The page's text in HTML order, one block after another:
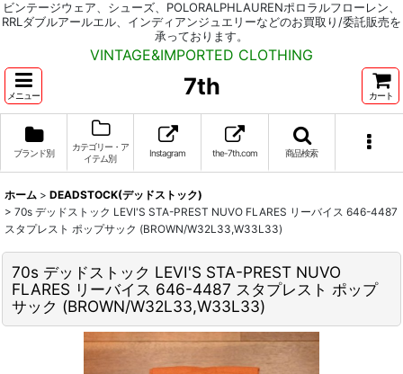
ビンテージウェア、シューズ、POLORALPHLAURENポロラルフローレン、
RRLダブルアールエル、インディアンジュエリーなどのお買取り/委託販売を
承っております。
VINTAGE&IMPORTED CLOTHING
メニュー 7th カート
ブランド別
カテゴリー・ア
イテム別
Instagram the-7th.com 商品検索
ホーム > DEADSTOCK(デッドストック)
> 70s デッドストック LEVI'S STA-PREST NUVO FLARES リーバイス 646-4487
スタプレスト ポップサック (BROWN/W32L33,W33L33)
70s デッドストック LEVI'S STA-PREST NUVO
FLARES リーバイス 646-4487 スタプレスト ポップ
サック (BROWN/W32L33,W33L33)